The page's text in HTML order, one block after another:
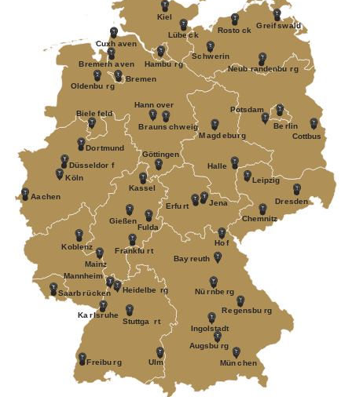
Ulm Mün chen
Nürnbe rg
Augsbu rg
Ingolstadt
Regensbu rg
Stuttga rt
Freibu rg
Karlsruhe
Mannheim
Mainz
Koblenz Frankfu rt
Heidelbe rg
Jena
Erfu rt
Chemnitz
Dresden
Leipzig
Halle
Be r lin
Magdeburg
Göttingen
Kassel
Köln
Düsseldor f
Dortmund
Biele feld
Brauns chweig
Hann over
Bremen
Oldenbu rg
Fulda
Hambu rg
Greifswald
Lübe ck
Kiel
Cuxh aven
Bremerh aven
Rosto ck
Schwerin
Saarb rücken
Bayreuth
Cottbus
Potsdam
Aac hen
Neub randenbu rg
Ho f
Gießen